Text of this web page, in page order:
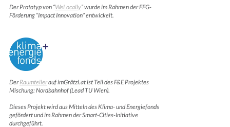
Der Prototyp von “WeLocally” wurde im Rahmen der FFG-
Förderung “Impact Innovation” entwickelt.
DerRaumteilerauf imGrätzl.at ist Teil des F&E Projektes
Mischung: Nordbahnhof (Lead TU Wien).
Dieses Projekt wird aus Mitteln des Klima- und Energiefonds
gefördert und im Rahmen der Smart-Cities-Initiative
durchgeführt.